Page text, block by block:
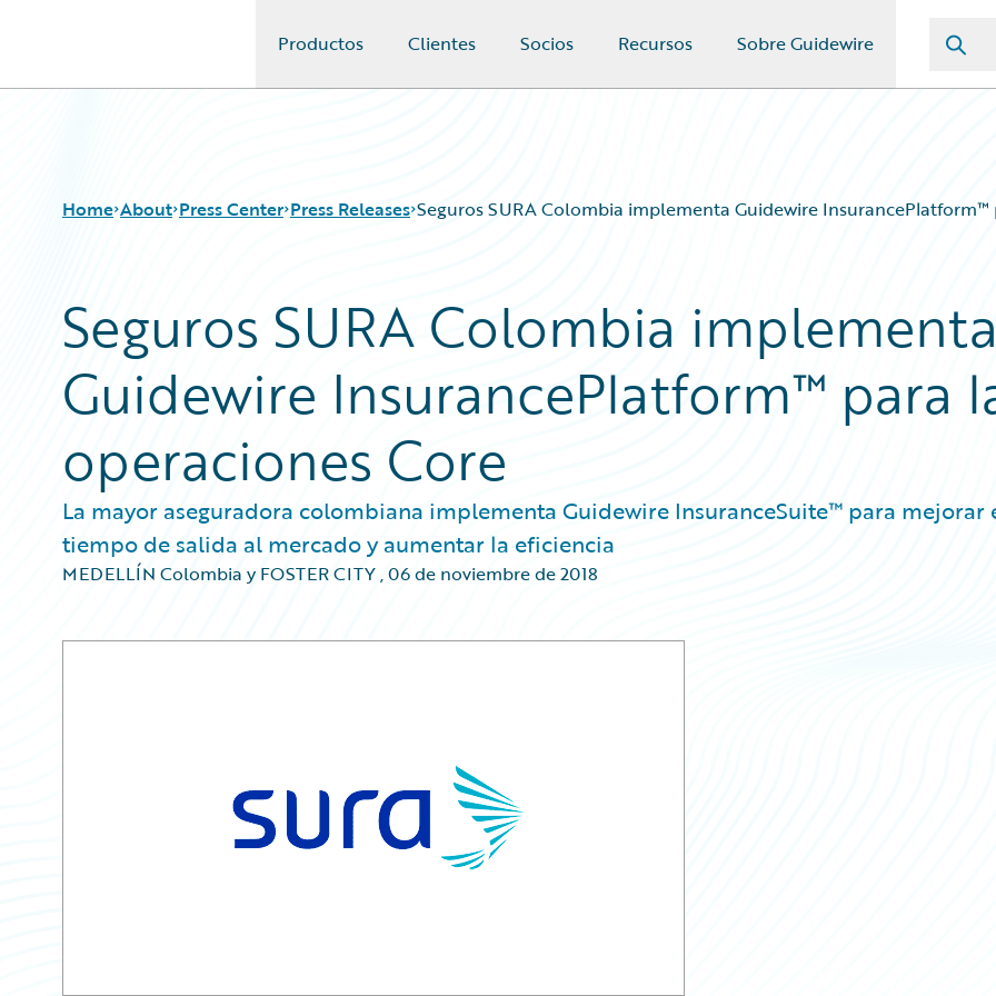
Productos Clientes Socios Recursos Sobre Guidewire
Home About Press Center Press Releases Seguros SURA Colombia implementa Guidewire InsurancePlatform™
Seguros SURA Colombia
Guidewire InsurancePlatform™ para
operaciones Core
La mayor aseguradora colombiana implementa Guidewire InsuranceSuite™ para mejorar
tiempo de salida al mercado y aumentar la eficiencia
MEDELLÍN Colombia y FOSTER CITY,06 de noviembre de 2018